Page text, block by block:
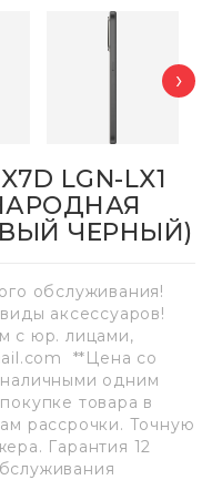
›
LGN-LX1
ЧЕРНЫЙ)
обслуживания!
аксессуаров!
с юр. лицами,
**Цена со
одним
товара в
рассрочки. Точную
Гарантия 12